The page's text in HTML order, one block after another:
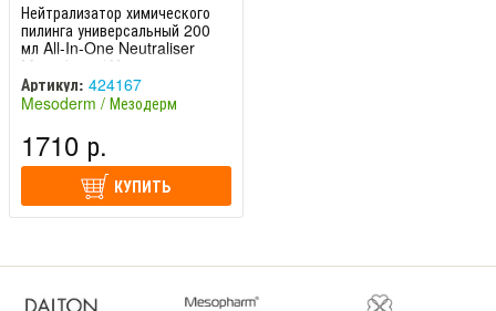
Нейтрализатор химического
пилинга универсальный 200
мл All-In-One Neutraliser
Mesoderm / Мез
Артикул: 424167
Mesoderm / Мезодерм
1710 р.
КУПИТЬ